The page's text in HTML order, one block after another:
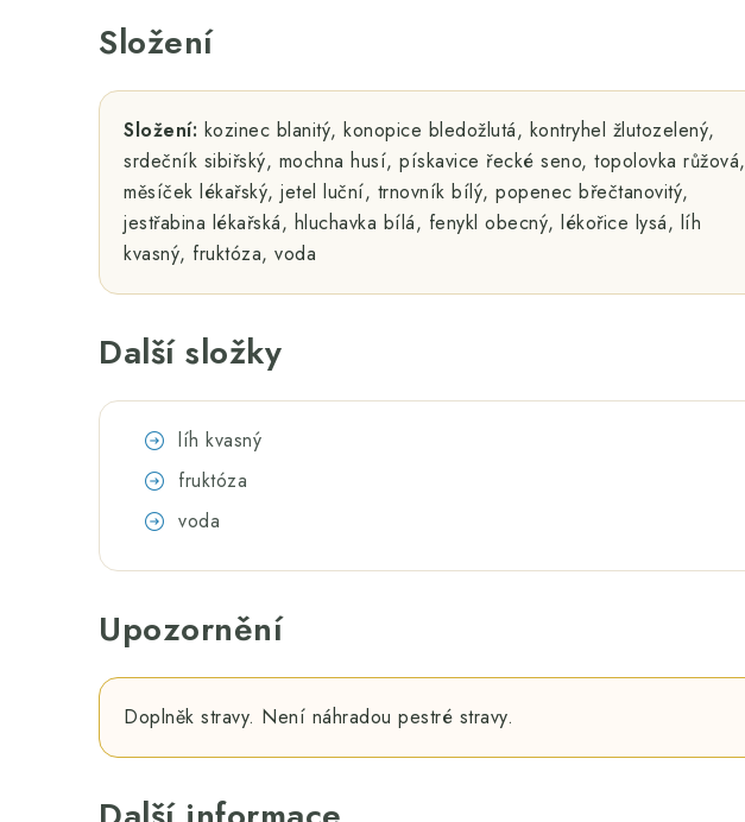
Složení
Složení: kozinec blanitý, konopice bledožlutá, kontryhel žlutozelený,
srdečník sibiřský, mochna husí, pískavice řecké seno, topolovka růžová,
měsíček lékařský, jetel luční, trnovník bílý, popenec břečtanovitý,
jestřabina lékařská, hluchavka bílá, fenykl obecný, lékořice lysá, líh
kvasný, fruktóza, voda
Další složky
líh kvasný
fruktóza
voda
Upozornění
Doplněk stravy. Není náhradou pestré stravy.